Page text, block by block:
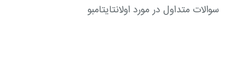
سوالات متداول در مورد اولانتایتامبو